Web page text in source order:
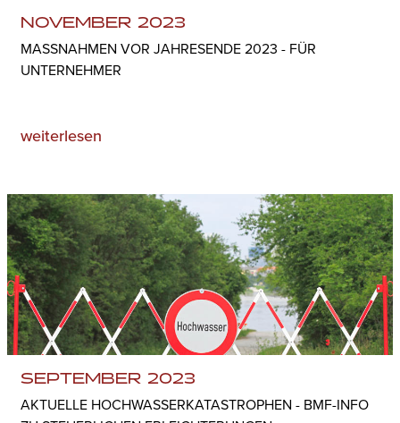
NOVEMBER 2023
MASSNAHMEN VOR JAHRESENDE 2023 - FÜR U
NTERNEHMER
weiterlesen
SEPTEMBER 2023
AKTUELLE HOCHWASSERKATASTROPHEN - BMF-INFO